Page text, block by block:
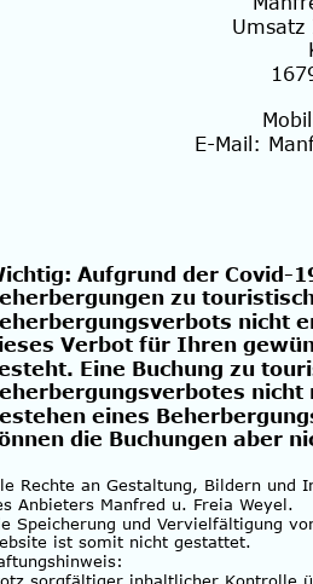
Umsatz
E-Mail:
Aufgrund der Covid-
zu
nicht
Verbot für Ihren
Eine Buchung zu
nicht
eines
die Buchungen aber
Rechte an Gestaltung, Bildern und
Anbieters Manfred u. Freia Weyel.
Speicherung und Vervielfältigung
ist somit nicht gestattet.